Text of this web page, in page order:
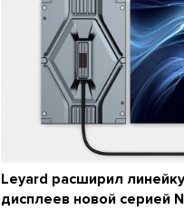
Leyard расширил
дисплеев новой серией